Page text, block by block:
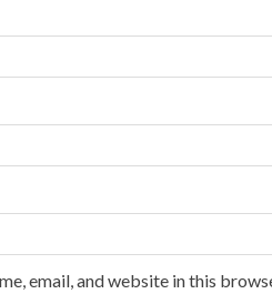
email, and website in this